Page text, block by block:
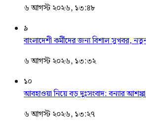
৬ আগস্ট ২০২৬, ১৩:৪৮
৯
বাংলাদেশী কর্মীদের জন্য বিশাল সুখবর,
৬ আগস্ট ২০২৬, ১৩:৩২
১০
আবহাওয়া নিয়ে বড় দুঃসংবাদ: বন্যার
৬ আগস্ট ২০২৬, ১৩:২৭